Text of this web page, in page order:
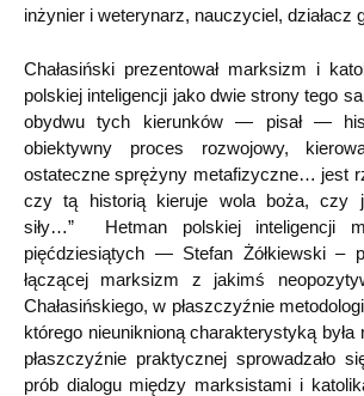
inżynier i weterynarz, nauczyciel, działacz
Chałasiński prezentował marksizm i
polskiej inteligencji jako dwie strony tego
obydwu tych kierunków — pisał —
obiektywny proces rozwojowy,
ostateczne sprężyny metafizyczne… jest
czy tą historią kieruje wola boża, czy
siły…” Hetman polskiej inteligencji
pięćdziesiątych — Stefan Żółkiewski –
łączącej marksizm z jakimś
Chałasińskiego, w płaszczyźnie
którego nieuniknioną charakterystyką
płaszczyźnie praktycznej sprowadzało
prób dialogu między marksistami i